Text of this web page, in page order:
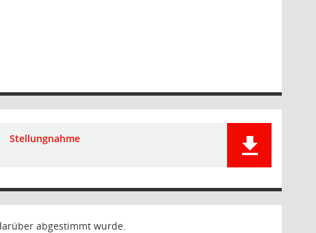
Stellungnahme
abgestimmt wurde.